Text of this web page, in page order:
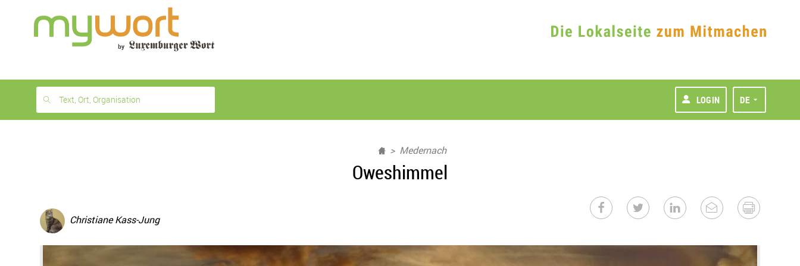
month
free
Text, Ort, Organisation LOGIN DE
Medernach
Oweshimmel
Christiane Kass-Jung